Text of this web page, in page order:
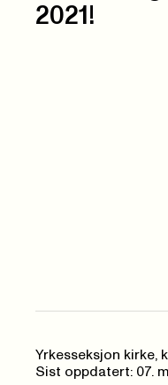
2021!
Yrkesseksjon kirke,
Sist oppdatert: 07.